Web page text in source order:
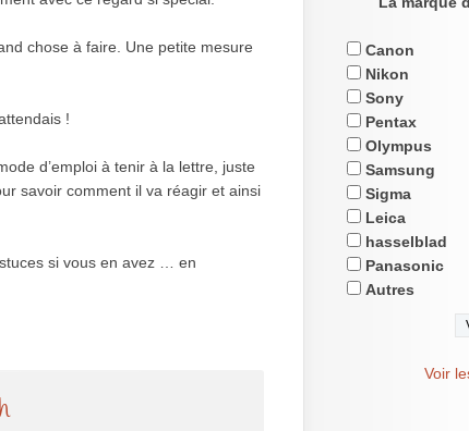
chose à faire. Une petite mesure
!
d’emploi à tenir à la lettre, juste
savoir comment il va réagir et ainsi
si vous en avez … en
Canon
Nikon
Sony
Pentax
Olympus
Samsung
Sigma
Leica
hasselblad
Panasonic
Autres
Voir